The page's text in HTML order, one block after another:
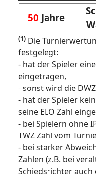
50 Jahre
(1) Die
festgelegt:
- hat der Spieler
eingetragen,
- sonst wird die
- hat der Spieler
seine ELO Zahl
- bei Spielern ohne
TWZ Zahl vom
- bei starker
Zahlen (z.B. bei
Schiedsrichter auch